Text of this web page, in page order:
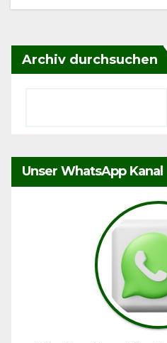
Archiv durchsuchen
Unser WhatsApp Kanal